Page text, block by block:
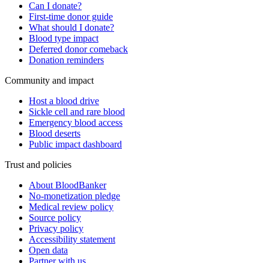
Can I donate?
First-time donor guide
What should I donate?
Blood type impact
Deferred donor comeback
Donation reminders
Community and impact
Host a blood drive
Sickle cell and rare blood
Emergency blood access
Blood deserts
Public impact dashboard
Trust and policies
About BloodBanker
No-monetization pledge
Medical review policy
Source policy
Privacy policy
Accessibility statement
Open data